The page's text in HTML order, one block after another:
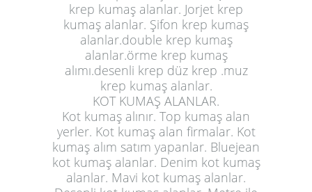
krep kumaş alanlar. Jorjet krep
kumaş alanlar. Şifon krep kumaş
alanlar.double krep kumaş
alanlar.örme krep kumaş
alımı.desenli krep düz krep .muz
krep kumaş alanlar.
KOT KUMAŞ ALANLAR.
Kot kumaş alınır. Top kumaş alan
yerler. Kot kumaş alan firmalar. Kot
kumaş alım satım yapanlar. Bluejean
kot kumaş alanlar. Denim kot kumaş
alanlar. Mavi kot kumaş alanlar.